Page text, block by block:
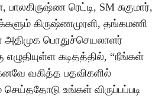
ரெட்டி, SM சுகுமார்,
கிருஷ்ணமுரளி, தங்கமணி
பொதுச்செயலாளர்
எழுதியுள்ள கடிதத்தில், “நீங்கள்
வகித்த பதவிகளில்
உங்கள் விருப்பப்படி